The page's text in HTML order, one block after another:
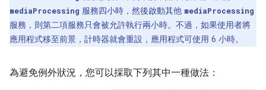
mediaProcessing 服務四小時，然後啟動其他 mediaProcessing
服務，則第二項服務只會被允許執行兩小時。不過，如果使用者將
應用程式移至前景，計時器就會重設，應用程式可使用 6 小時。
為避免例外狀況，您可以採取下列其中一種做法：